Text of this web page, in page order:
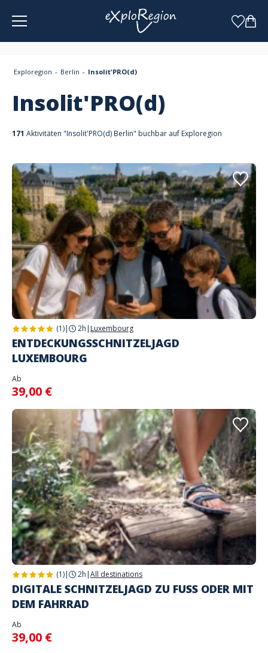
Exploregion Berlin Insolit'PRO(d)
Insolit'PRO(d)
171 Aktivitäten "Insolit'PRO(d) Berlin" buchbar auf Exploregion
(1)| 2h | Luxembourg
ENTDECKUNGSSCHNITZELJAGD
LUXEMBOURG
Ab
39,00 €
(1)| 2h |All destinations
DIGITALE SCHNITZELJAGD ZU FUSS ODER MIT
DEM FAHRRAD
Ab
39,00 €